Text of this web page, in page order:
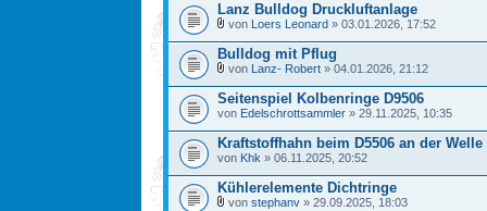
Lanz Bulldog Druckluftanlage
von Loers Leonard » 03.01.2026, 17:52
Bulldog mit Pflug
von Lanz- Robert » 04.01.2026, 21:12
Seitenspiel Kolbenringe D9506
von Edelschrottsammler » 29.11.2025, 10:35
Kraftstoffhahn beim D5506 an der
von Khk » 06.11.2025, 20:52
Kühlerelemente Dichtringe
von stephanv » 29.09.2025, 18:03